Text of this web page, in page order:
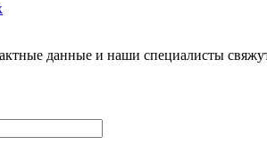
данные и наши специалисты